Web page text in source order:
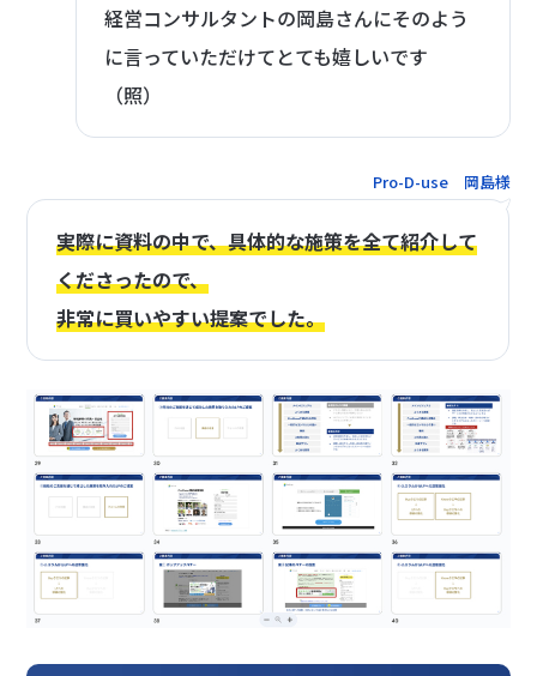
経営コンサルタントの岡島さんにそのよう
に言っていただけてとても嬉しいです
（照）
Pro-D-use 岡島様
実際に資料の中で、具体的な施策を全て紹介して
くださったので、
非常に買いやすい提案でした。